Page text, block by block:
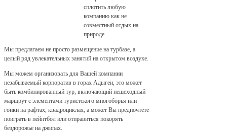
сплотить любую
компанию как не
совместный отдых на
природе.
Мы предлагаем не просто размещение на турбазе, а
целый ряд увлекательных занятий на открытом воздухе.
Мы можем организовать для Вашей компании
незабываемый корпоратив в горах Адыгеи, это может
быть комбинированный тур, включающий пешеходный
маршрут с элементами туристского многоборья или
гонки на рафтах, квадроциклах, а может Вы предпочтете
поиграть в пейнтбол или отправиться покорять
бездорожье на джипах.